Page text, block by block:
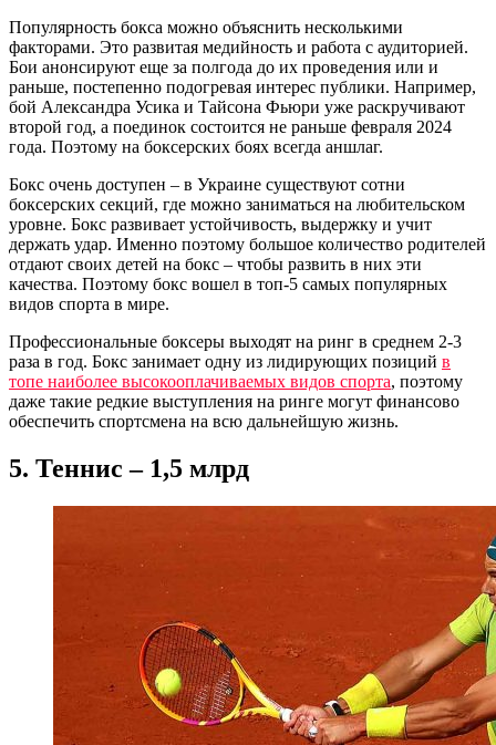
Популярность бокса можно объяснить несколькими
факторами. Это развитая медийность и работа с аудиторией.
Бои анонсируют еще за полгода до их проведения или и
раньше, постепенно подогревая интерес публики. Например,
бой Александра Усика и Тайсона Фьюри уже раскручивают
второй год, а поединок состоится не раньше февраля 2024
года. Поэтому на боксерских боях всегда аншлаг.
Бокс очень доступен – в Украине существуют сотни
боксерских секций, где можно заниматься на любительском
уровне. Бокс развивает устойчивость, выдержку и учит
держать удар. Именно поэтому большое количество родителей
отдают своих детей на бокс – чтобы развить в них эти
качества. Поэтому бокс вошел в топ-5 самых популярных
видов спорта в мире.
Профессиональные боксеры выходят на ринг в среднем 2-3
раза в год. Бокс занимает одну из лидирующих позиций в
топе наиболее высокооплачиваемых видов спорта, поэтому
даже такие редкие выступления на ринге могут финансово
обеспечить спортсмена на всю дальнейшую жизнь.
5. Теннис – 1,5 млрд